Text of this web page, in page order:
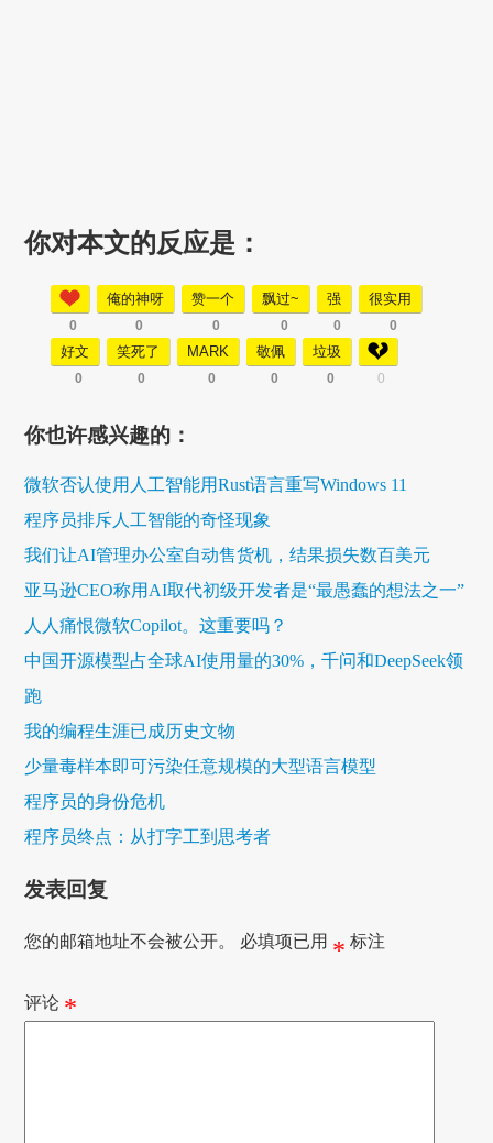
你对本文的反应是：
0
俺的神呀
0
赞一个
0
飘过~
0
强
0
很实用
0
好文
0
笑死了
0
MARK
0
敬佩
0
垃圾
0 0
你也许感兴趣的：
微软否认使用人工智能用Rust语言重写Windows 11
程序员排斥人工智能的奇怪现象
我们让AI管理办公室自动售货机，结果损失数百美元
亚马逊CEO称用AI取代初级开发者是“最愚蠢的想法之一”
人人痛恨微软Copilot。这重要吗？
中国开源模型占全球AI使用量的30%，千问和DeepSeek领
跑
我的编程生涯已成历史文物
少量毒样本即可污染任意规模的大型语言模型
程序员的身份危机
程序员终点：从打字工到思考者
发表回复
您的邮箱地址不会被公开。 必填项已用 * 标注
评论 *